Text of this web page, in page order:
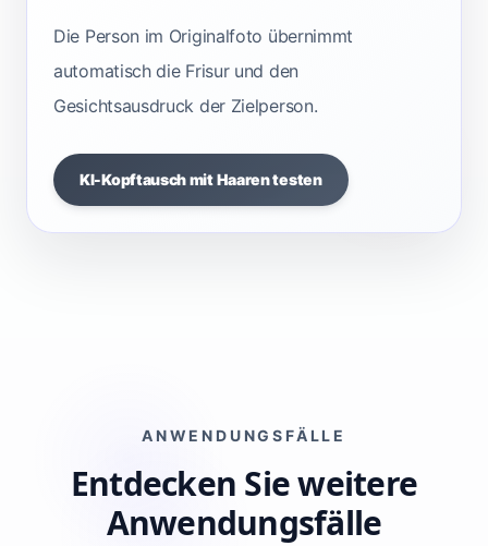
Die Person im Originalfoto übernimmt
automatisch die Frisur und den
Gesichtsausdruck der Zielperson.
KI-Kopftausch mit Haaren testen
ANWENDUNGSFÄLLE
Entdecken Sie weitere
Anwendungsfälle